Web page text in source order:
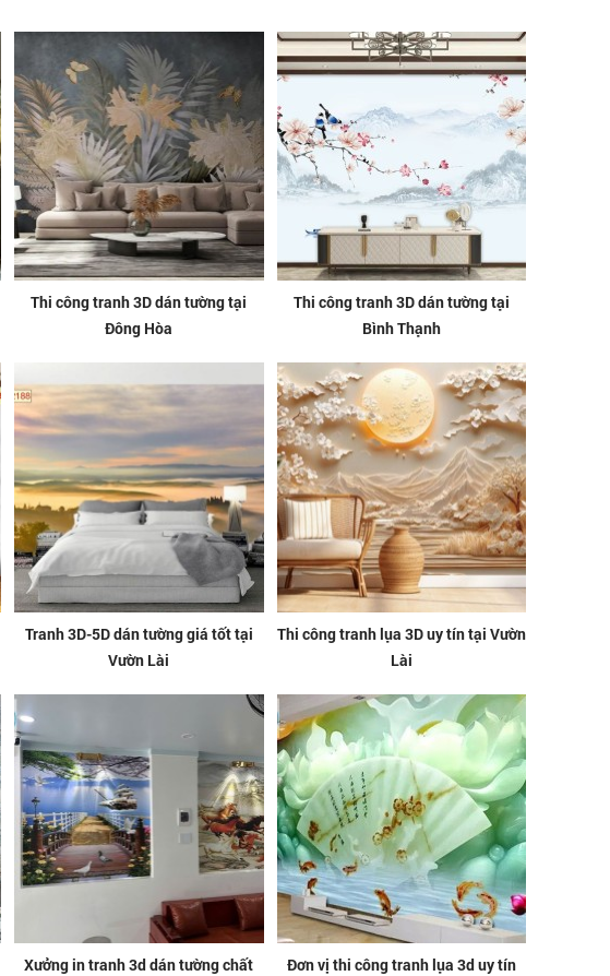
Thi công tranh 3D dán tường tại
Đông Hòa
Thi công tranh 3D dán tường tại
Bình Thạnh
Tranh 3D-5D dán tường giá tốt tại
Vườn Lài
Thi công tranh lụa 3D uy tín tại Vườn
Lài
Xưởng in tranh 3d dán tường chất
Đơn vị thi công tranh lụa 3d uy tín